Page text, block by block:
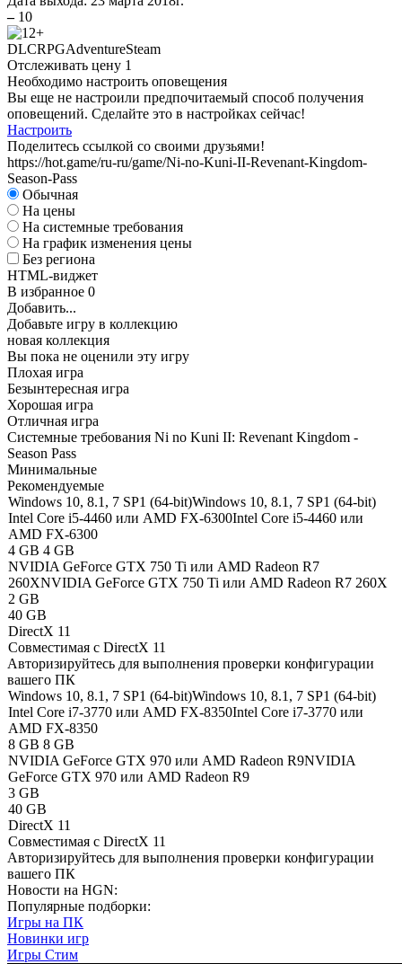
– 10
DLCRPGAdventureSteam
Отслеживать цену 1
Необходимо настроить оповещения
Вы еще не настроили предпочитаемый способ получения
оповещений. Сделайте это в настройках сейчас!
Настроить
Поделитесь ссылкой со своими друзьями!
https://hot.game/ru-ru/game/Ni-no-Kuni-II-Revenant-Kingdom-
Season-Pass
Обычная
На цены
На системные требования
На график изменения цены
Без региона
HTML-виджет
В избранное 0
Добавить...
Добавьте игру в коллекцию
новая коллекция
Вы пока не оценили эту игру
Плохая игра
Безынтересная игра
Хорошая игра
Отличная игра
Системные требования Ni no Kuni II: Revenant Kingdom -
Season Pass
Минимальные
Рекомендуемые
Windows 10, 8.1, 7 SP1 (64-bit)Windows 10, 8.1, 7 SP1 (64-bit)
Intel Core i5-4460 или AMD FX-6300Intel Core i5-4460 или
AMD FX-6300
4 GB 4 GB
NVIDIA GeForce GTX 750 Ti или AMD Radeon R7
260XNVIDIA GeForce GTX 750 Ti или AMD Radeon R7 260X
2 GB
40 GB
DirectX 11
Совместимая с DirectX 11
Авторизируйтесь для выполнения проверки конфигурации
вашего ПК
Windows 10, 8.1, 7 SP1 (64-bit)Windows 10, 8.1, 7 SP1 (64-bit)
Intel Core i7-3770 или AMD FX-8350Intel Core i7-3770 или
AMD FX-8350
8 GB 8 GB
NVIDIA GeForce GTX 970 или AMD Radeon R9NVIDIA
GeForce GTX 970 или AMD Radeon R9
3 GB
40 GB
DirectX 11
Совместимая с DirectX 11
Авторизируйтесь для выполнения проверки конфигурации
вашего ПК
Новости на HGN:
Популярные подборки:
Игры на ПК
Новинки игр
Игры Стим